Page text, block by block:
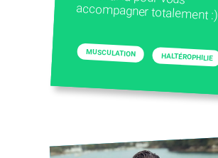
accompagner totalement :)
MUSCULATION HALTÉROPHILIE